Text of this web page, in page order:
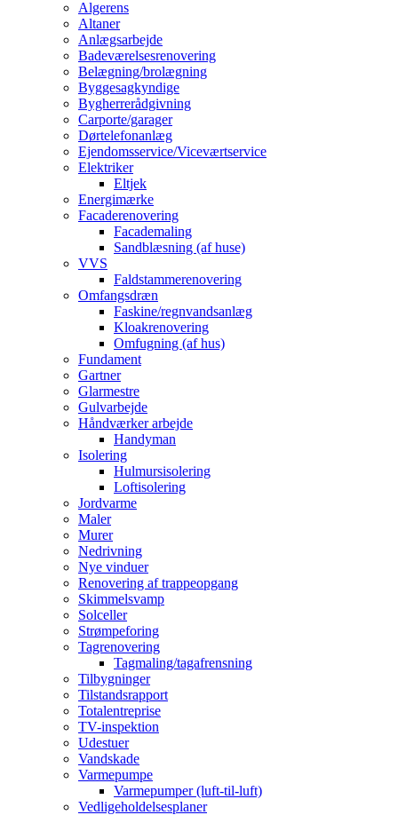
Algerens
Altaner
Anlægsarbejde
Badeværelsesrenovering
Belægning/brolægning
Byggesagkyndige
Bygherrerådgivning
Carporte/garager
Dørtelefonanlæg
Ejendomsservice/Viceværtservice
Elektriker
Eltjek
Energimærke
Facaderenovering
Facademaling
Sandblæsning (af huse)
VVS
Faldstammerenovering
Omfangsdræn
Faskine/regnvandsanlæg
Kloakrenovering
Omfugning (af hus)
Fundament
Gartner
Glarmestre
Gulvarbejde
Håndværker arbejde
Handyman
Isolering
Hulmursisolering
Loftisolering
Jordvarme
Maler
Murer
Nedrivning
Nye vinduer
Renovering af trappeopgang
Skimmelsvamp
Solceller
Strømpeforing
Tagrenovering
Tagmaling/tagafrensning
Tilbygninger
Tilstandsrapport
Totalentreprise
TV-inspektion
Udestuer
Vandskade
Varmepumpe
Varmepumper (luft-til-luft)
Vedligeholdelsesplaner